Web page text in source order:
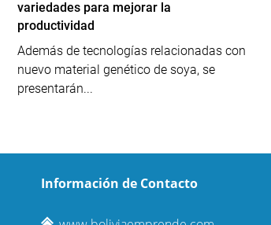
variedades para mejorar la
productividad
Además de tecnologías relacionadas con
nuevo material genético de soya, se
presentarán...
Información de Contacto